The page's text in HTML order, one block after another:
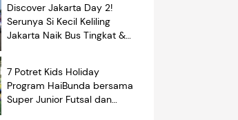
Nama Bayi Resep
Discover Jakarta Day 2!
Serunya Si Kecil Keliling
Jakarta Naik Bus Tingkat &
7 Potret Kids Holiday
Program HaiBunda bersama
Super Junior Futsal dan